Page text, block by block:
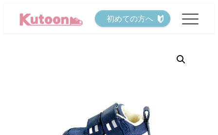
初めての方へ